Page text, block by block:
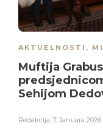
AKTUELNOSTI ,
Muftija
Sehijom
Redakcija 7. Januara 2026.